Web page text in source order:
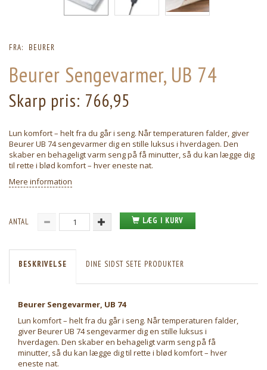
FRA: BEURER
Beurer Sengevarmer, UB 74
Skarp pris: 766,95
Lun komfort – helt fra du går i seng. Når temperaturen falder, giver
Beurer UB 74 sengevarmer dig en stille luksus i hverdagen. Den
skaber en behageligt varm seng på få minutter, så du kan lægge dig
til rette i blød komfort – hver eneste nat.
Mere information
ANTAL LÆG I KURV
BESKRIVELSE DINE SIDST SETE PRODUKTER
Beurer Sengevarmer, UB 74
Lun komfort – helt fra du går i seng. Når temperaturen falder,
giver Beurer UB 74 sengevarmer dig en stille luksus i
hverdagen. Den skaber en behageligt varm seng på få
minutter, så du kan lægge dig til rette i blød komfort – hver
eneste nat.